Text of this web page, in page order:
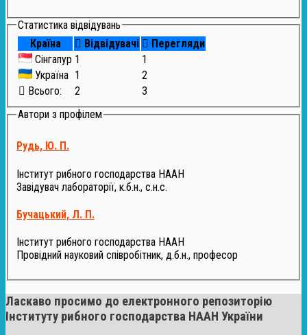
Статистика відвідувань
Країна
Відвідувачі
Перегляди
Сінгапур 1
1
Україна 1
2
Всього:
2
3
Автори з профілем
Рудь, Ю. П.
Інститут рибного господарства НААН
Завідувач лабораторії, к.б.н., с.н.с.
Бучацький, Л. П.
Інститут рибного господарства НААН
Провідний науковий співробітник, д.б.н., професор
Ласкаво просимо до електронного репозиторію
Інституту рибного господарства НААН України